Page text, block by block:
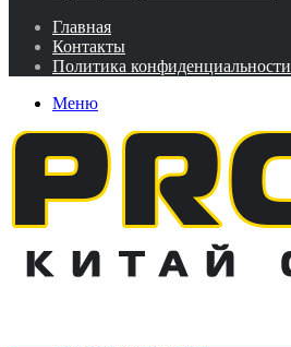
Главная
Контакты
Политика конфиденциальности
Меню